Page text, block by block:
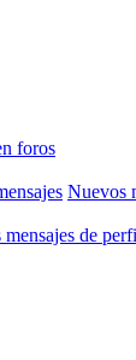
foros
Nuevos
de